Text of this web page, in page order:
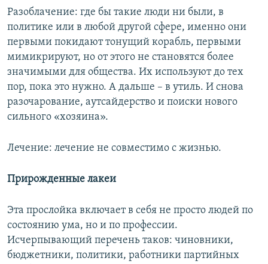
Разоблачение: где бы такие люди ни были, в
политике или в любой другой сфере, именно они
первыми покидают тонущий корабль, первыми
мимикрируют, но от этого не становятся более
значимыми для общества. Их используют до тех
пор, пока это нужно. А дальше – в утиль. И снова
разочарование, аутсайдерство и поиски нового
сильного «хозяина».
Лечение: лечение не совместимо с жизнью.
Прирожденные лакеи
Эта прослойка включает в себя не просто людей по
состоянию ума, но и по профессии.
Исчерпывающий перечень таков: чиновники,
бюджетники, политики, работники партийных